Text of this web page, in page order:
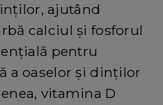
ajutând
calciul și fosforul
pentru
a oaselor și dinților
vitamina D